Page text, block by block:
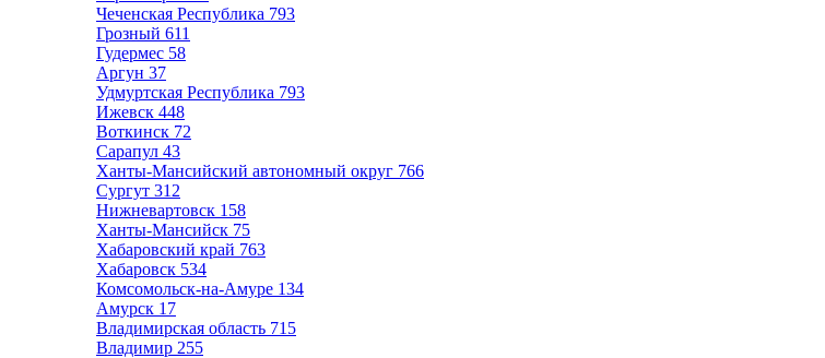
Чеченская Республика 793
Грозный 611
Гудермес 58
Аргун 37
Удмуртская Республика 793
Ижевск 448
Воткинск 72
Сарапул 43
Ханты-Мансийский автономный округ 766
Сургут 312
Нижневартовск 158
Ханты-Мансийск 75
Хабаровский край 763
Хабаровск 534
Комсомольск-на-Амуре 134
Амурск 17
Владимирская область 715
Владимир 255